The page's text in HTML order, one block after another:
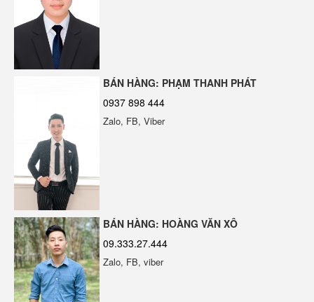
ERABOND E550
BÁN HÀNG: PHẠM THANH PHÁT
0937 898 444
Zalo, FB, Viber
BÁN HÀNG: HOÀNG VĂN XÔ
09.333.27.444
Zalo, FB, viber